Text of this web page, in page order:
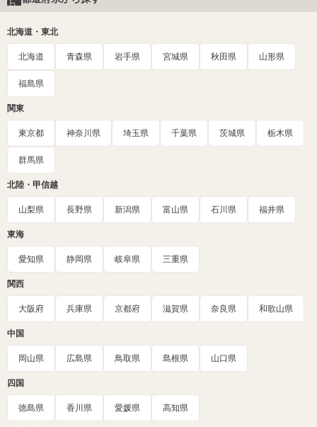
北海道・東北
北海道 青森県 岩手県 宮城県 秋田県 山形県
福島県
関東
東京都 神奈川県 埼玉県 千葉県 茨城県 栃木県
群馬県
北陸・甲信越
山梨県 長野県 新潟県 富山県 石川県 福井県
東海
愛知県 静岡県 岐阜県 三重県
関西
大阪府 兵庫県 京都府 滋賀県 奈良県 和歌山県
中国
岡山県 広島県 鳥取県 島根県 山口県
四国
徳島県 香川県 愛媛県 高知県